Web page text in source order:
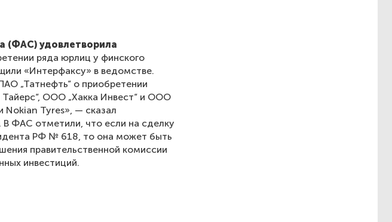
(ФАС) удовлетворила
ряда юрлиц у финского
«Интерфаксу» в ведомстве.
„Татнефть“ о приобретении
ООО „Хакка Инвест“ и ООО
Nokian Tyres», — сказал
ФАС отметили, что если на сделку
РФ № 618, то она может быть
правительственной комиссии
инвестиций.